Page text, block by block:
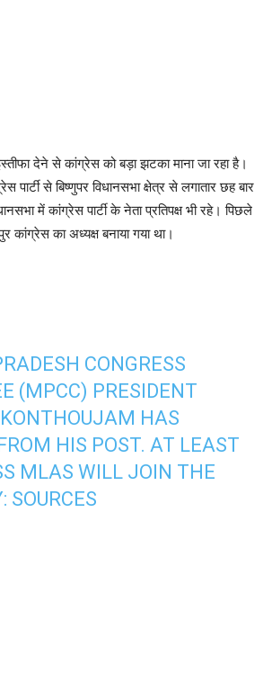
देने से कांग्रेस को बड़ा झटका माना जा रहा है।
पार्टी से बिष्णुपर विधानसभा क्षेत्र से लगातार छह बार
में कांग्रेस पार्टी के नेता प्रतिपक्ष भी रहे। पिछले
कांग्रेस का अध्यक्ष बनाया गया था।
CONGRESS
(MPCC) PRESIDENT
HAS
HIS POST. AT LEAST
MLAS WILL JOIN THE
SOURCES